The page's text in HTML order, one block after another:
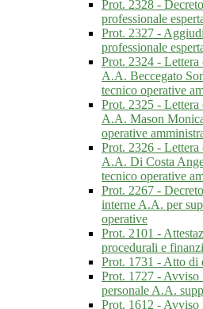
Prot. 2328 -
professionale
Prot. 2327 -
professionale
Prot. 2324 -
A.A. Beccegato
tecnico operative
Prot. 2325 -
A.A. Mason
operative
Prot. 2326 -
A.A. Di Costa
tecnico operative
Prot. 2267 -
interne A.A. per
operative
Prot. 2101 -
procedurali e
Prot. 1731 - Atto di
Prot. 1727 - Avviso
personale A.A.
Prot. 1612 - Avviso